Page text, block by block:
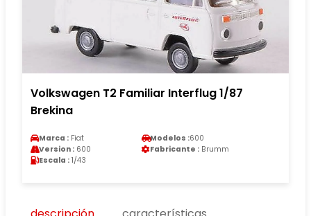
Volkswagen T2 Familiar Interflug 1/87
Brekina
Marca : Fiat Modelos :600
Version : 600 Fabricante : Brumm
Escala : 1/43